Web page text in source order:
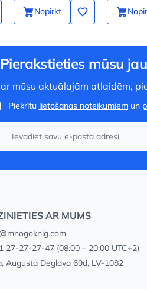
Nopirkt
Pierakstieties mūsu
mūsu aktuālajām atlaidēm,
Piekrītu lietošanas noteikumiemun
AR MUMS
27-27-27-47(08:00 – 20:00 UTC+2)
Augusta Deglava 69d, LV-1082